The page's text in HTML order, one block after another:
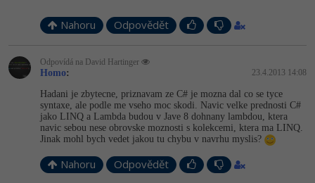
Nahoru Odpovědět
Odpovídá na David Hartinger
Homo: 23.4.2013 14:08
Hadani je zbytecne, priznavam ze C# je mozna dal co se tyce
syntaxe, ale podle me vseho moc skodi. Navic velke prednosti C#
jako LINQ a Lambda budou v Jave 8 dohnany lambdou, ktera
navic sebou nese obrovske moznosti s kolekcemi, ktera ma LINQ.
Jinak mohl bych vedet jakou tu chybu v navrhu myslis?
Nahoru Odpovědět